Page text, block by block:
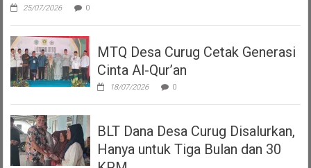
25/07/2026 0
MTQ Desa Curug Cetak Generasi
Cinta Al-Qur’an
18/07/2026 0
BLT Dana Desa Curug Disalurkan,
Hanya untuk Tiga Bulan dan 30